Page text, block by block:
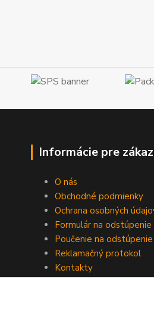
Informácie pre
O nás
Obchodné podmienky
Ochrana osobných
Formulár na
Poučenie na
Reklamačný protokol
Kontakty